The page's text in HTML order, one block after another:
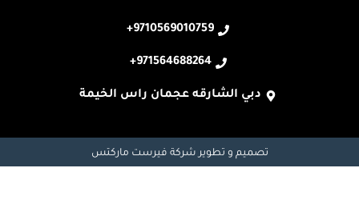
9710569010759+
971564688264+
دبي الشارقه عجمان راس الخيمة
تصميم و تطويرشركة فيرست ماركتس